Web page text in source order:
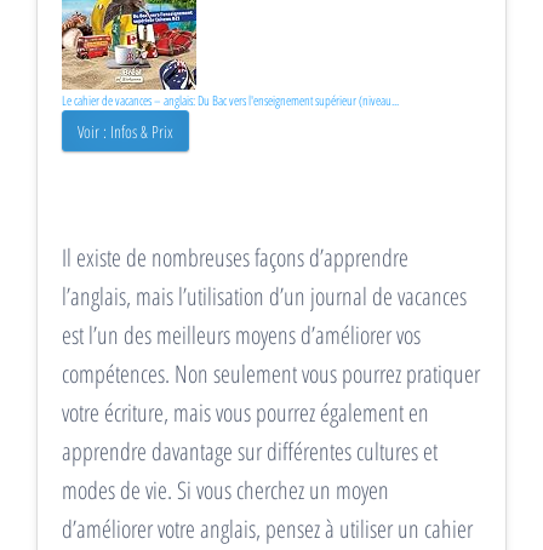
Le cahier de vacances – anglais: Du Bac vers l'enseignement supérieur (niveau...
Voir : Infos & Prix
Il existe de nombreuses façons d’apprendre
l’anglais, mais l’utilisation d’un journal de vacances
est l’un des meilleurs moyens d’améliorer vos
compétences. Non seulement vous pourrez pratiquer
votre écriture, mais vous pourrez également en
apprendre davantage sur différentes cultures et
modes de vie. Si vous cherchez un moyen
d’améliorer votre anglais, pensez à utiliser un cahier